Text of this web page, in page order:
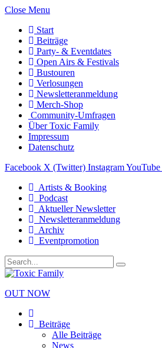
Close Menu
Start
Beiträge
Party- & Eventdates
Open Airs & Festivals
Bustouren
Verlosungen
Newsletteranmeldung
Merch-Shop
Community-Umfragen
Über Toxic Family
Impressum
Datenschutz
Facebook X (Twitter) InstagramYouTube
Artists & Booking
Podcast
Aktueller Newsletter
Newsletteranmeldung
Archiv
Eventpromotion
OUT NOW
Beiträge
Alle Beiträge
News